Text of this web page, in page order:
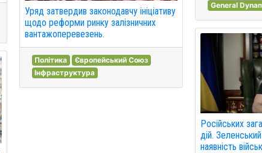
Уряд затвердив законодавчу ініціативу
щодо реформи ринку залізничних
вантажоперевезень.
Політика
Європейський Союз
Інфраструктура
General
Російських
дій.
наявність